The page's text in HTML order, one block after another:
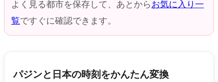
よく見る都市を保存して、あとからお気に入り一
覧ですぐに確認できます。
パジンと日本の時刻をかんたん変換